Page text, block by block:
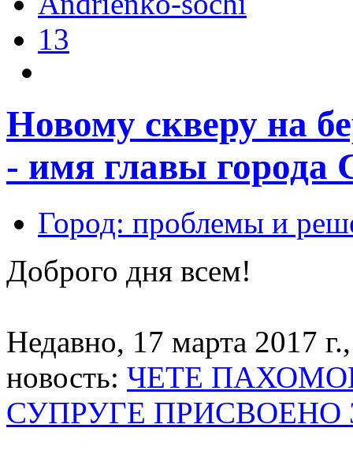
13
Новому скверу на
- имя главы
Город: проблемы и
Доброго дня всем!
Недавно, 17 марта 2017
новость: ЧЕ­ТЕ
СУП­РУ­ГЕ